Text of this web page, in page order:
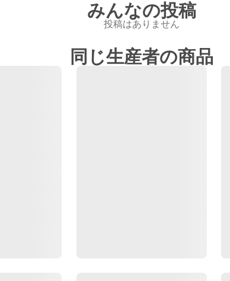
みんなの投稿
投稿はありません
同じ生産者の商品